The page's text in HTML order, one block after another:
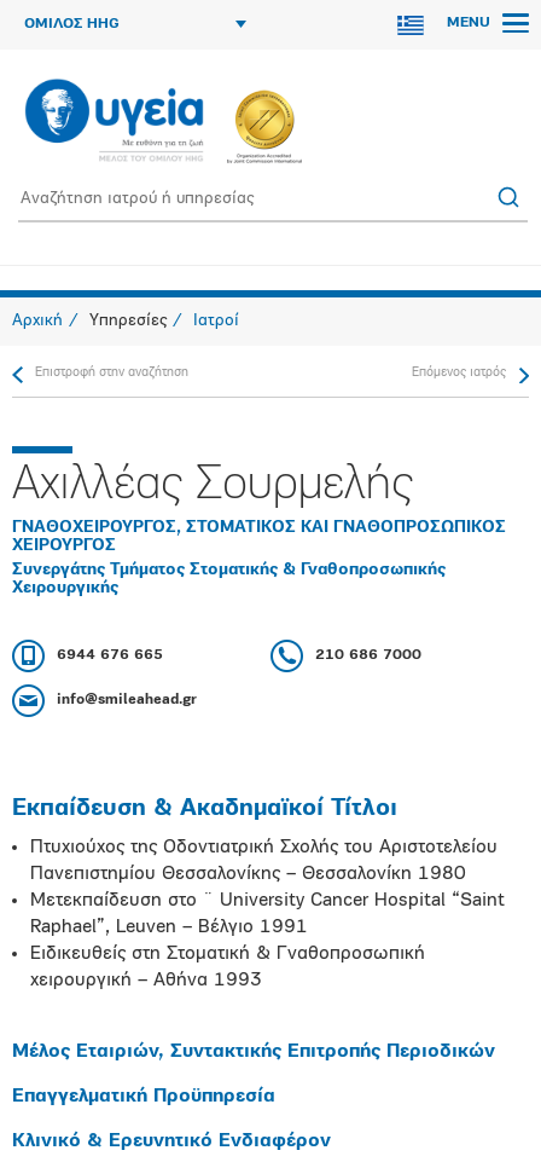
ΟΜΙΛΟΣ HHG MENU
Αρχική Υπηρεσίες Ιατροί
Επιστροφή στην αναζήτηση Επόμενος ιατρός
Αχιλλέας Σουρμελής
ΓΝΑΘΟΧΕΙΡΟΥΡΓΟΣ, ΣΤΟΜΑΤΙΚΟΣ ΚΑΙ ΓΝΑΘΟΠΡΟΣΩΠΙΚΟΣ
ΧΕΙΡΟΥΡΓΟΣ
Συνεργάτης Τμήματος Στοματικής & Γναθοπροσωπικής
Χειρουργικής
6944 676 665 210 686 7000
info@smileahead.gr
Εκπαίδευση & Ακαδημαϊκοί Τίτλοι
Πτυχιούχος της Οδοντιατρική Σχολής του Αριστοτελείου
Πανεπιστημίου Θεσσαλονίκης – Θεσσαλονίκη 1980
Μετεκπαίδευση στο ¨ University Cancer Hospital “Saint
Raphael”, Leuven – Βέλγιο 1991
Ειδικευθείς στη Στοματική & Γναθοπροσωπική
χειρουργική – Αθήνα 1993
Μέλος Εταιριών, Συντακτικής Επιτροπής Περιοδικών
Επαγγελματική Προϋπηρεσία
Κλινικό & Ερευνητικό Ενδιαφέρον